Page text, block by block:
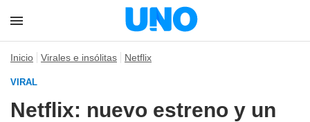
Inicio Virales e insólitas Netflix
VIRAL
Netflix: nuevo estreno y un